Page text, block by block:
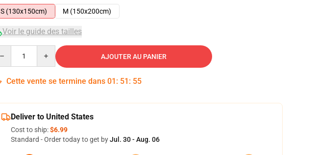
S (130x150cm)
M (150x200cm)
Voir le guide des tailles
AJOUTER AU PANIER
Cette vente se termine dans 01 : 51 : 54
Deliver to United States
Cost to ship:$6.99
Standard - Order today to get byJul. 30 - Aug. 06